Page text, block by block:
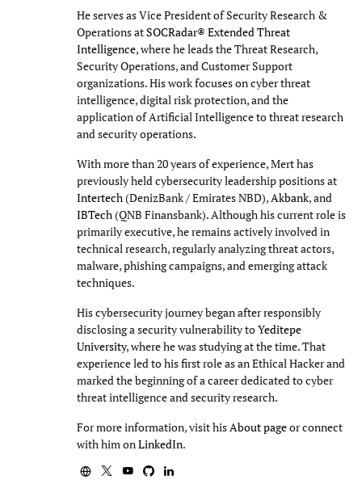
He serves as Vice President of Security Research &
Operations atSOCRadar® Extended Threat
Intelligence, where he leads the Threat Research,
Security Operations, and Customer Support
organizations. His work focuses on cyber threat
intelligence, digital risk protection, and the
application of Artificial Intelligence to threat research
and security operations.
With more than 20 years of experience, Mert has
previously held cybersecurity leadership positions at
Intertech(DenizBank / Emirates NBD),Akbank, and
IBTech(QNB Finansbank). Although his current role is
primarily executive, he remains actively involved in
technical research, regularly analyzing threat actors,
malware, phishing campaigns, and emerging attack
techniques.
His cybersecurity journey began after responsibly
disclosing a security vulnerability toYeditepe
University, where he was studying at the time. That
experience led to his first role as an Ethical Hacker and
marked the beginning of a career dedicated to cyber
threat intelligence and security research.
For more information, visit hisAbout pageor connect
with him onLinkedIn.